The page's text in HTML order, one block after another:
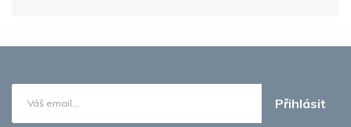
Přihlásit